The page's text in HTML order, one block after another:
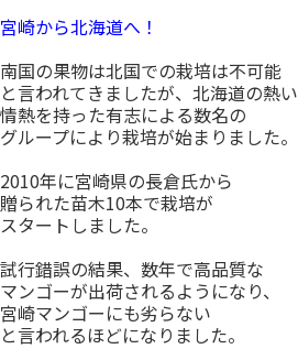
宮崎から北海道へ！
南国の果物は北国での栽培は不可能
と言われてきましたが、北海道の熱い
情熱を持った有志による数名の
グループにより栽培が始まりました。
2010年に宮崎県の長倉氏から
贈られた苗木10本で栽培が
スタートしました。
試行錯誤の結果、数年で高品質な
マンゴーが出荷されるようになり、
宮崎マンゴーにも劣らない
と言われるほどになりました。